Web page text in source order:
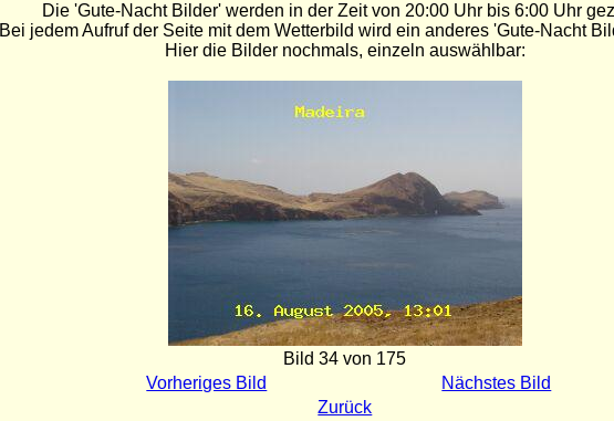
Die 'Gute-Nacht Bilder' werden in der Zeit von 20:00 Uhr bis 6:00 Uhr
Bei jedem Aufruf der Seite mit dem Wetterbild wird ein anderes 'Gute-Nacht
Hier die Bilder nochmals, einzeln auswählbar:
Bild 34 von 175
Vorheriges Bild
Nächstes Bild
Zurück